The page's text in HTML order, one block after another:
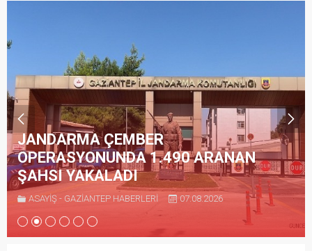
JANDARMA ÇEMBER
OPERASYONUNDA 1.490 ARANAN
ŞAHSI YAKALADI
ASAYİŞ - GAZİANTEP HABERLERİ 07.08.2026